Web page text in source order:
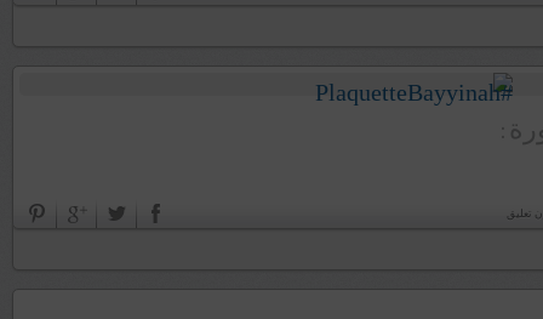
:
تعليق